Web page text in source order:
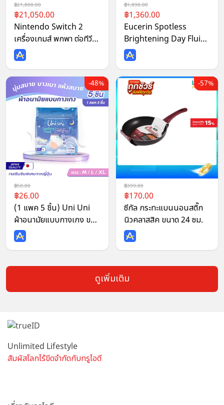
21,800.00
21,050.00
Nintendo Switch 2
เครื่องเกมส์ พกพา ต่อทีวี
รุ่นใหม่ Console ประกัน
ศูนย์
1,890.00
1,360.00
Eucerin Spotless
Brightening Day Fluid
SPF 30 50 ml.
50.00
26.00
48%
(1 แพค 5 ชิ้น) Uni Uni
ผ้าอนามัยแบบกางเกง ขอบ
เอวนุ่ม แห้งสบาย เรียบ
เนียน ซึมซับดีเยี่ยม ไซส์ M
399.00
170.00
57%
ซีกัล กระทะแบนนอนสติ๊ก
นิวคลาสสิค ขนาด 24 ซม.
ดูเพิ่มเติม
Unlimited Lifestyle
สัมผัสโลกไร้ขีดจำกัดกับทรูไอดี